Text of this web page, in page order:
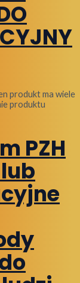
produkt ma wiele
produktu
PZH